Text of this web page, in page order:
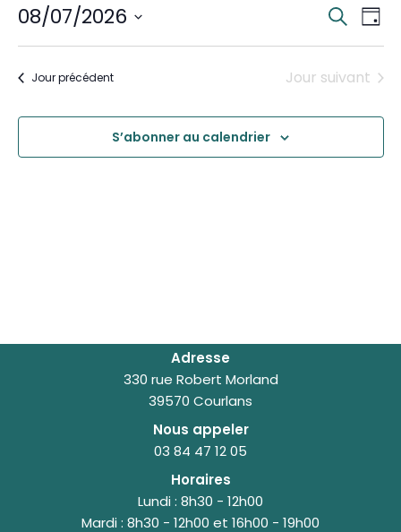
et
de
vues
Jour
08/07/2026
date.
Jour précédent Jour suivant
S’abonner au calendrier
Adresse
330 rue Robert Morland
39570 Courlans
Nous appeler
03 84 47 12 05
Horaires
Lundi : 8h30 - 12h00
Mardi : 8h30 - 12h00 et 16h00 - 19h00